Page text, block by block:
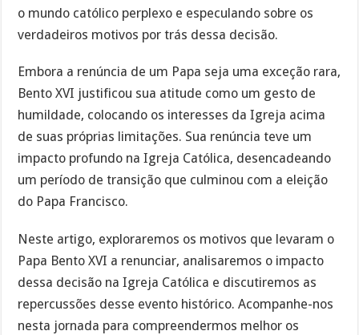
o mundo católico perplexo e especulando sobre os
verdadeiros motivos por trás dessa decisão.
Embora a renúncia de um Papa seja uma exceção rara,
Bento XVI justificou sua atitude como um gesto de
humildade, colocando os interesses da Igreja acima
de suas próprias limitações. Sua renúncia teve um
impacto profundo na Igreja Católica, desencadeando
um período de transição que culminou com a eleição
do Papa Francisco.
Neste artigo, exploraremos os motivos que levaram o
Papa Bento XVI a renunciar, analisaremos o impacto
dessa decisão na Igreja Católica e discutiremos as
repercussões desse evento histórico. Acompanhe-nos
nesta jornada para compreendermos melhor os